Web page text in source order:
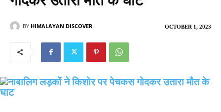
OCTOBER 1, 2023
BY HIMALAYAN DISCOVER